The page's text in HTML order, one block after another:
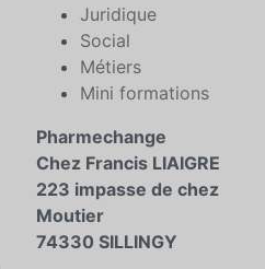
Juridique
Social
Métiers
Mini formations
Pharmechange
Chez Francis LIAIGRE
223 impasse de chez
Moutier
74330 SILLINGY